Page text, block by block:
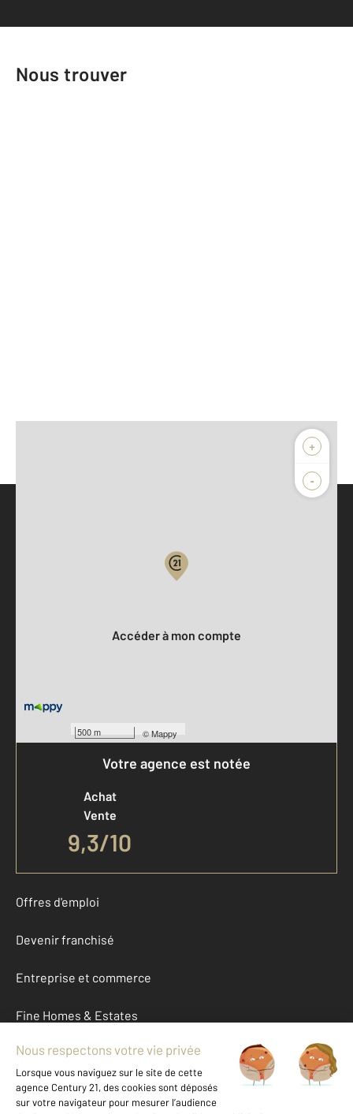
Nous trouver
+
-
500 m ©Mappy
Accéder à mon compte
Votre agence est notée
Achat
Vente
9,3/10
Offres d'emploi
Devenir franchisé
Entreprise et commerce
Fine Homes & Estates
À propos
International